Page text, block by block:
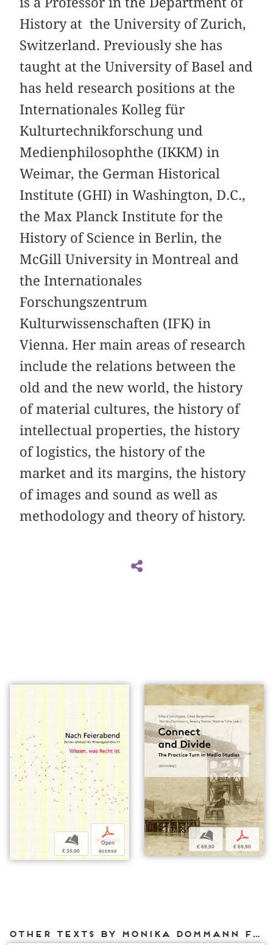
History at the University of Zurich,
Switzerland. Previously she has
taught at the University of Basel and
has held research positions at the
Internationales Kolleg für
Kulturtechnikforschung und
Medienphilosophthe (IKKM) in
Weimar, the German Historical
Institute (GHI) in Washington, D.C.,
the Max Planck Institute for the
History of Science in Berlin, the
McGill University in Montreal and
the Internationales
Forschungszentrum
Kulturwissenschaften (IFK) in
Vienna. Her main areas of research
include the relations between the
old and the new world, the history
of material cultures, the history of
intellectual properties, the history
of logistics, the history of the
market and its margins, the history
of images and sound as well as
methodology and theory of history.
b
€ 35,00
p
Open
access
b
€ 69,90
p
€ 69,90
Other texts by Monika Dommann for DIAPHANES